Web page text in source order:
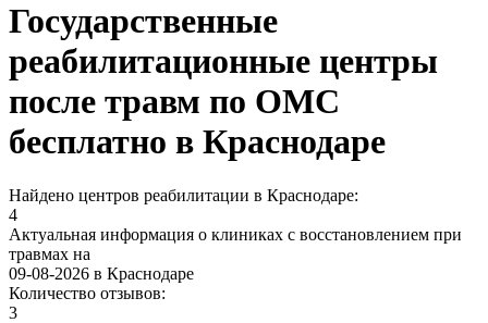
Государственные
реабилитационные центры
после травм по ОМС
бесплатно в Краснодаре
Найдено центров реабилитации в Краснодаре:
4
Актуальная информация о клиниках с восстановлением при
травмах на
09-08-2026 в Краснодаре
Количество отзывов:
3